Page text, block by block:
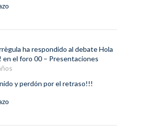
ha respondido al debateHola
en el foro 00 – Presentaciones
y perdón por el retraso!!!